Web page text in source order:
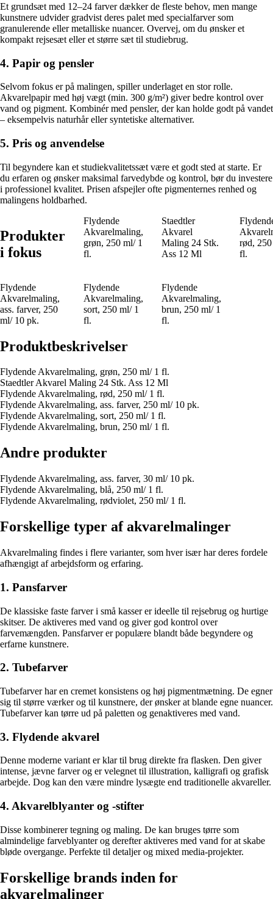
Et grundsæt med 12–24 farver dækker de fleste behov, men mange
kunstnere udvider gradvist deres palet med specialfarver som
granulerende eller metalliske nuancer. Overvej, om du ønsker et
kompakt rejsesæt eller et større sæt til studiebrug.
4. Papir og pensler
Selvom fokus er på malingen, spiller underlaget en stor rolle.
Akvarelpapir med høj vægt (min. 300 g/m²) giver bedre kontrol over
vand og pigment. Kombinér med pensler, der kan holde godt på vandet
– eksempelvis naturhår eller syntetiske alternativer.
5. Pris og anvendelse
Til begyndere kan et studiekvalitetssæt være et godt sted at starte. Er
du erfaren og ønsker maksimal farvedybde og kontrol, bør du investere
i professionel kvalitet. Prisen afspejler ofte pigmenternes renhed og
malingens holdbarhed.
Produkter
i fokus
Flydende
Akvarelmaling,
grøn, 250 ml/ 1
fl.
Staedtler
Akvarel
Maling 24 Stk.
Ass 12 Ml
rød,
fl.
Flydende
Akvarelmaling,
ass. farver, 250
ml/ 10 pk.
Flydende
Akvarelmaling,
sort, 250 ml/ 1
fl.
Flydende
Akvarelmaling,
brun, 250 ml/ 1
fl.
Produktbeskrivelser
Flydende Akvarelmaling, grøn, 250 ml/ 1 fl.
Staedtler Akvarel Maling 24 Stk. Ass 12 Ml
Flydende Akvarelmaling, rød, 250 ml/ 1 fl.
Flydende Akvarelmaling, ass. farver, 250 ml/ 10 pk.
Flydende Akvarelmaling, sort, 250 ml/ 1 fl.
Flydende Akvarelmaling, brun, 250 ml/ 1 fl.
Andre produkter
Flydende Akvarelmaling, ass. farver, 30 ml/ 10 pk.
Flydende Akvarelmaling, blå, 250 ml/ 1 fl.
Flydende Akvarelmaling, rødviolet, 250 ml/ 1 fl.
Forskellige typer af akvarelmalinger
Akvarelmaling findes i flere varianter, som hver især har deres fordele
afhængigt af arbejdsform og erfaring.
1. Pansfarver
De klassiske faste farver i små kasser er ideelle til rejsebrug og hurtige
skitser. De aktiveres med vand og giver god kontrol over
farvemængden. Pansfarver er populære blandt både begyndere og
erfarne kunstnere.
2. Tubefarver
Tubefarver har en cremet konsistens og høj pigmentmætning. De egner
sig til større værker og til kunstnere, der ønsker at blande egne nuancer.
Tubefarver kan tørre ud på paletten og genaktiveres med vand.
3. Flydende akvarel
Denne moderne variant er klar til brug direkte fra flasken. Den giver
intense, jævne farver og er velegnet til illustration, kalligrafi og grafisk
arbejde. Dog kan den være mindre lysægte end traditionelle akvareller.
4. Akvarelblyanter og -stifter
Disse kombinerer tegning og maling. De kan bruges tørre som
almindelige farveblyanter og derefter aktiveres med vand for at skabe
bløde overgange. Perfekte til detaljer og mixed media-projekter.
Forskellige brands inden for
akvarelmalinger